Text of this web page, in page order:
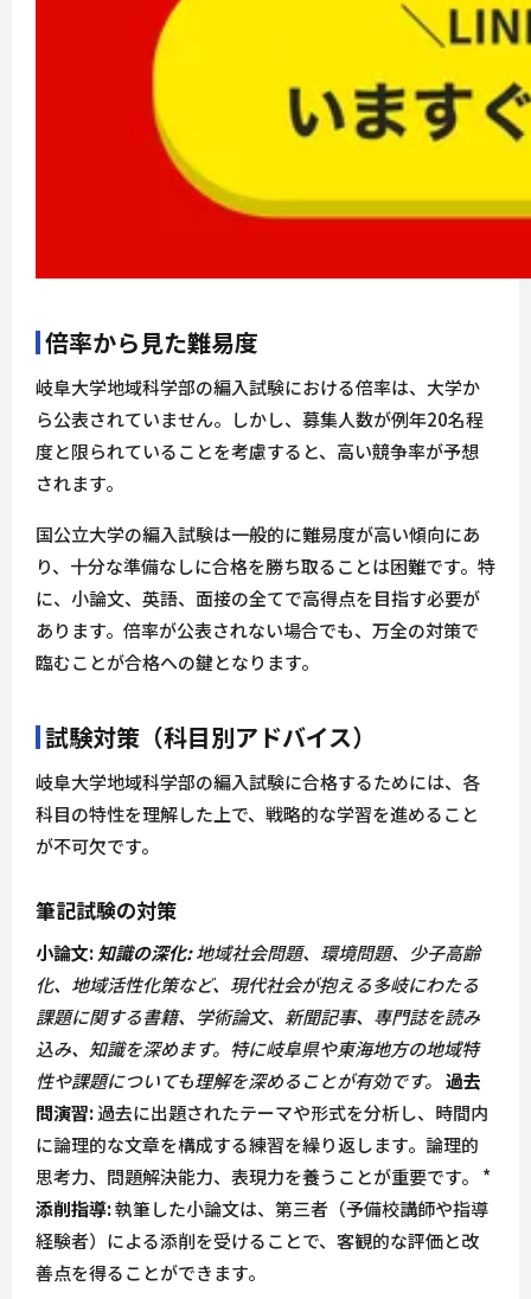
倍率から見た難易度
岐阜大学地域科学部の編入試験における倍率は、大学か
ら公表されていません。しかし、募集人数が例年20名程
度と限られていることを考慮すると、高い競争率が予想
されます。
国公立大学の編入試験は一般的に難易度が高い傾向にあ
り、十分な準備なしに合格を勝ち取ることは困難です。特
に、小論文、英語、面接の全てで高得点を目指す必要が
あります。倍率が公表されない場合でも、万全の対策で
臨むことが合格への鍵となります。
試験対策（科目別アドバイス）
岐阜大学地域科学部の編入試験に合格するためには、各
科目の特性を理解した上で、戦略的な学習を進めること
が不可欠です。
筆記試験の対策
小論文:知識の深化:地域社会問題、環境問題、少子高齢
化、地域活性化策など、現代社会が抱える多岐にわたる
課題に関する書籍、学術論文、新聞記事、専門誌を読み
込み、知識を深めます。特に岐阜県や東海地方の地域特
性や課題についても理解を深めることが有効です。 過去
問演習:過去に出題されたテーマや形式を分析し、時間内
に論理的な文章を構成する練習を繰り返します。論理的
思考力、問題解決能力、表現力を養うことが重要です。 *
添削指導:執筆した小論文は、第三者（予備校講師や指導
経験者）による添削を受けることで、客観的な評価と改
善点を得ることができます。